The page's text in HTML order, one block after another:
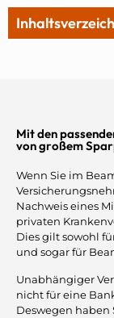
Mit den
von großem
Wenn Sie im
Nachweis eines
privaten
Dies gilt sowohl
und sogar für
Unabhängiger
nicht für eine
Deswegen haben